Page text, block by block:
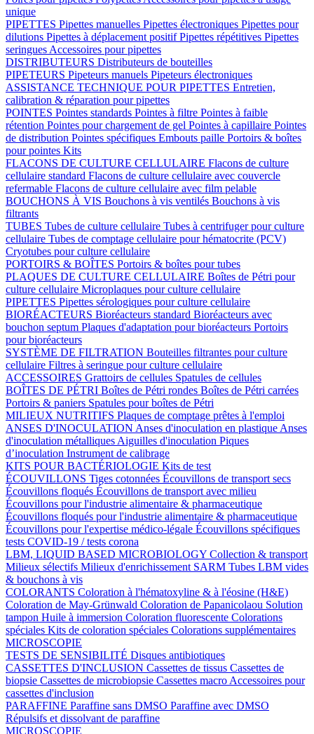
unique
PIPETTES Pipettes manuelles Pipettes électroniques Pipettes pour
dilutions Pipettes à déplacement positifPipettes répétitives Pipettes
seringues Accessoires pour pipettes
DISTRIBUTEURS Distributeurs de bouteilles
PIPETEURS Pipeteurs manuels Pipeteurs électroniques
ASSISTANCE TECHNIQUE POUR PIPETTES Entretien,
calibration & réparation pour pipettes
POINTES Pointes standards Pointes à filtre Pointes à faible
rétention Pointes pour chargement de gel Pointes à capillaire Pointes
de distribution Pointes spécifiques Embouts paille Portoirs & boîtes
pour pointes Kits
FLACONS DE CULTURE CELLULAIRE Flacons de culture
cellulaire standard Flacons de culture cellulaire avec couvercle
refermable Flacons de culture cellulaire avec film pelable
BOUCHONS À VIS Bouchons à vis ventilés Bouchons à vis
filtrants
TUBES Tubes de culture cellulaire Tubes à centrifuger pour culture
cellulaire Tubes de comptage cellulaire pour hématocrite (PCV)
Cryotubes pour culture cellulaire
PORTOIRS & BOÎTES Portoirs & boîtes pour tubes
PLAQUES DE CULTURE CELLULAIRE Boîtes de Pétri pour
culture cellulaire Microplaques pour culture cellulaire
PIPETTES Pipettes sérologiques pour culture cellulaire
BIORÉACTEURS Bioréacteurs standard Bioréacteurs avec
bouchon septum Plaques d'adaptation pour bioréacteurs Portoirs
pour bioréacteurs
SYSTÈME DE FILTRATION Bouteilles filtrantes pour culture
cellulaire Filtres à seringue pour culture cellulaire
ACCESSOIRES Grattoirs de cellules Spatules de cellules
BOÎTES DE PÉTRI Boîtes de Pétri rondes Boîtes de Pétri carrées
Portoirs & paniers Spatules pour boîtes de Pétri
MILIEUX NUTRITIFS Plaques de comptage prêtes à l'emploi
ANSES D'INOCULATION Anses d'inoculation en plastique Anses
d'inoculation métalliques Aiguilles d'inoculation Piques
d’inoculation Instrument de calibrage
KITS POUR BACTÉRIOLOGIE Kits de test
ÉCOUVILLONS Tiges cotonnées Écouvillons de transport secs
Écouvillons floqués Écouvillons de transport avec milieu
Écouvillons pour l'industrie alimentaire & pharmaceutique
Écouvillons floqués pour l'industrie alimentaire & pharmaceutique
Écouvillons pour l'expertise médico-légale Écouvillons spécifiques
tests COVID-19 / tests corona
LBM, LIQUID BASED MICROBIOLOGY Collection & transport
Milieux sélectifs Milieux d'enrichissement SARM Tubes LBM vides
& bouchons à vis
COLORANTS Coloration à l'hématoxyline & à l'éosine (H&E)
Coloration de May-Grünwald Coloration de Papanicolaou Solution
tampon Huile à immersion Coloration fluorescente Colorations
spéciales Kits de coloration spéciales Colorations supplémentaires
MICROSCOPIE
TESTS DE SENSIBILITÉ Disques antibiotiques
CASSETTES D'INCLUSION Cassettes de tissus Cassettes de
biopsie Cassettes de microbiopsie Cassettes macro Accessoires pour
cassettes d'inclusion
PARAFFINE Paraffine sans DMSO Paraffine avec DMSO
Répulsifs et dissolvant de paraffine
MICROSCOPIE